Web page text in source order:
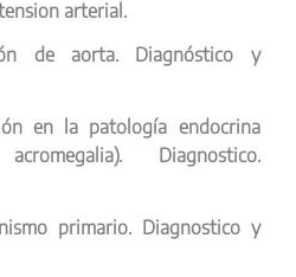
arterial.
de aorta. Diagnóstico y
en la patología endocrina
Diagnostico.
primario. Diagnostico y